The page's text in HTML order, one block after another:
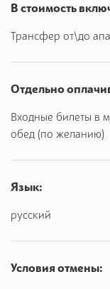
оборону и
Красной Армии в
Германии по
Гитлер планировал
патриотизм и
В стоимость
Трансфер от\до
Отдельно
Входные билеты в
обед (по желанию)
Язык:
русский
Условия отмены: